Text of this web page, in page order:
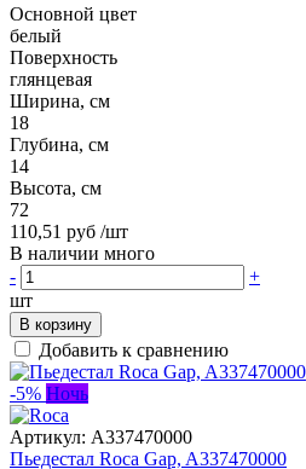
Основной цвет
белый
Поверхность
глянцевая
Ширина, см
18
Глубина, см
14
Высота, см
72
110,51 руб /шт
В наличии много
-
+
шт
В корзину
Добавить к сравнению
-5% Ночь
Артикул: A337470000
Пьедестал Roca Gap, A337470000